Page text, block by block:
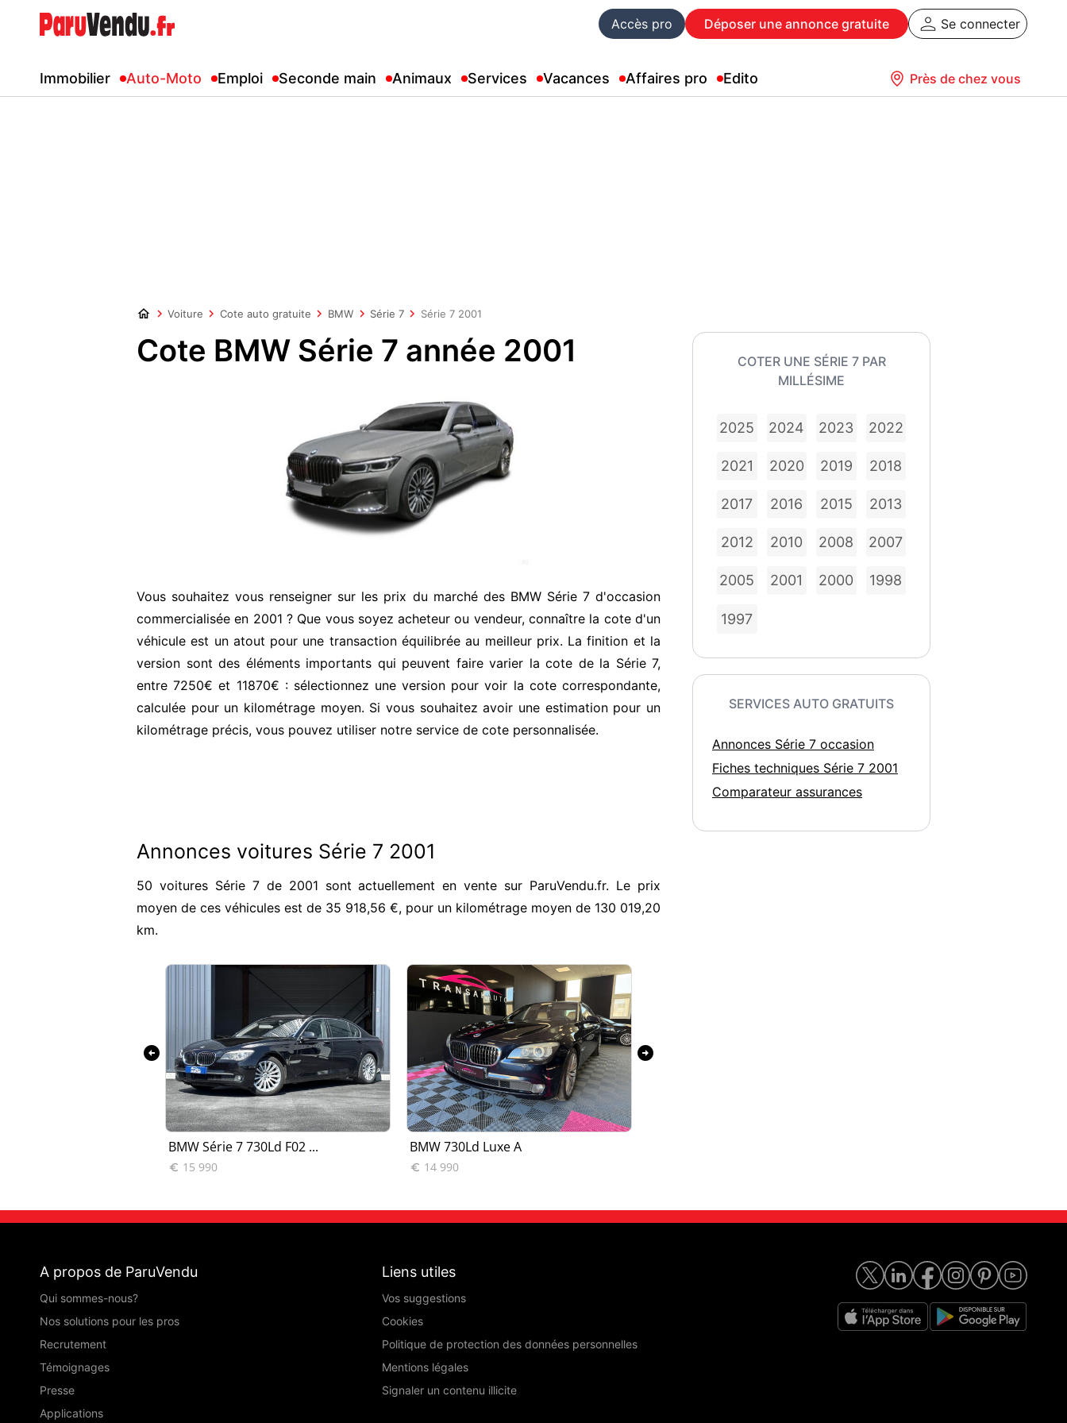
Accès pro Déposer une annonce gratuite Se connecter
Immobilier Auto-Moto Emploi Seconde main Animaux Services Vacances Affaires pro Edito Près de chez vous
Voiture Cote auto gratuite BMW Série 7 Série 7 2001
Cote BMW Série 7 année 2001
Vous souhaitez vous renseigner sur les prix du marché des BMW Série 7 d'occasion
commercialisée en 2001 ? Que vous soyez acheteur ou vendeur, connaître la cote d'un
véhicule est un atout pour une transaction équilibrée au meilleur prix. La finition et la
version sont des éléments importants qui peuvent faire varier la cote de la Série 7,
entre 7250€ et 11870€ : sélectionnez une version pour voir la cote correspondante,
calculée pour un kilométrage moyen. Si vous souhaitez avoir une estimation pour un
kilométrage précis, vous pouvez utiliser notre service de cote personnalisée.
Annonces voitures Série 7 2001
50 voitures Série 7 de 2001 sont actuellement en vente sur ParuVendu.fr. Le prix
moyen de ces véhicules est de 35 918,56 €, pour un kilométrage moyen de 130 019,20
km.
BMW Série 7 730Ld F02 ...
 15 990
BMW 730Ld Luxe A
 14 990
arrow_circle_left arrow_circle_right
COTER UNE SÉRIE 7 PAR
MILLÉSIME
2025 2024 2023 2022
2021 2020 2019 2018
2017 2016 2015 2013
2012 2010 2008 2007
2005 2001 2000 1998
1997
SERVICES AUTO GRATUITS
Annonces Série 7 occasion
Fiches techniques Série 7 2001
Comparateur assurances
A propos de ParuVendu
Qui sommes-nous?
Nos solutions pour les pros
Recrutement
Témoignages
Presse
Applications
Liens utiles
Vos suggestions
Cookies
Politique de protection des données personnelles
Mentions légales
Signaler un contenu illicite